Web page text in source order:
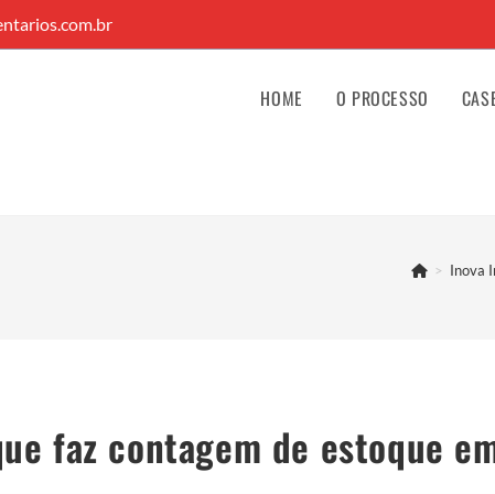
HOME O PROCESSO
> Inova
faz contagem de estoque